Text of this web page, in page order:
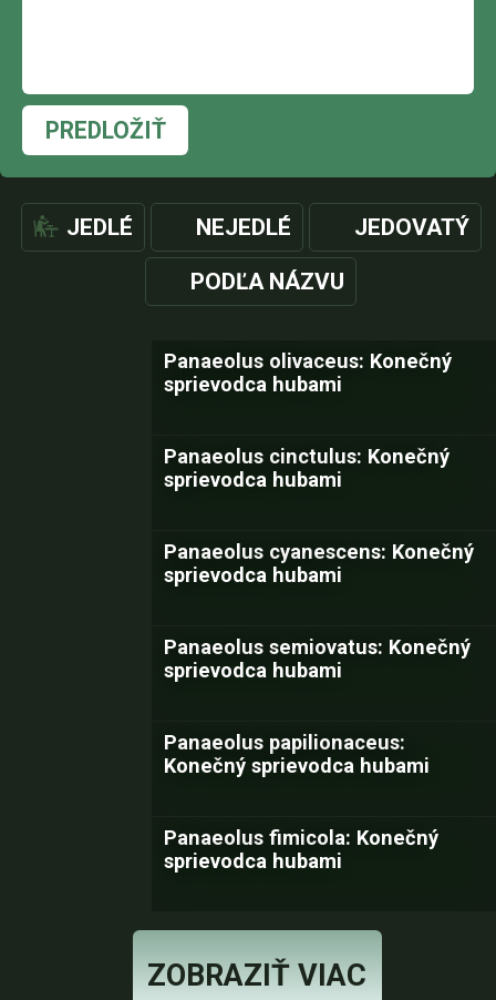
PREDLOŽIŤ
JEDLÉ NEJEDLÉ JEDOVATÝ
PODĽA NÁZVU
Panaeolus olivaceus: Konečný
sprievodca hubami
Panaeolus cinctulus: Konečný
sprievodca hubami
Panaeolus cyanescens: Konečný
sprievodca hubami
Panaeolus semiovatus: Konečný
sprievodca hubami
Panaeolus papilionaceus:
Konečný sprievodca hubami
Panaeolus fimicola: Konečný
sprievodca hubami
ZOBRAZIŤ VIAC